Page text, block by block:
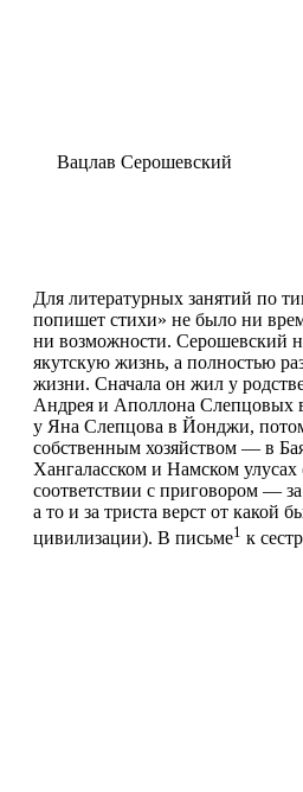
Вацлав Серошевский
Для литературных занятий по
попишет стихи» не было ни
ни возможности. Серошевский
якутскую жизнь, а полностью
жизни. Сначала он жил у
Андрея и Аполлона Слепцовых
у Яна Слепцова в Йонджи,
собственным хозяйством — в
Хангаласском и Намском улусах
соответствии с приговором — за
а то и за триста верст от какой
цивилизации). В письме1 к